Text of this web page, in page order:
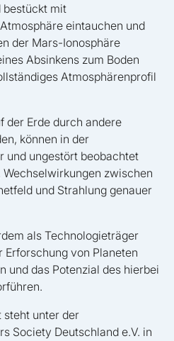
bestückt mit
eintauchen und
der Mars-Ionosphäre
Absinkens zum Boden
Atmosphärenprofil
der Erde durch andere
können in der
und ungestört beobachtet
zwischen
und Strahlung genauer
als Technologieträger
von Planeten
und das Potenzial des hierbei
steht unter der
Society Deutschland e.V. in